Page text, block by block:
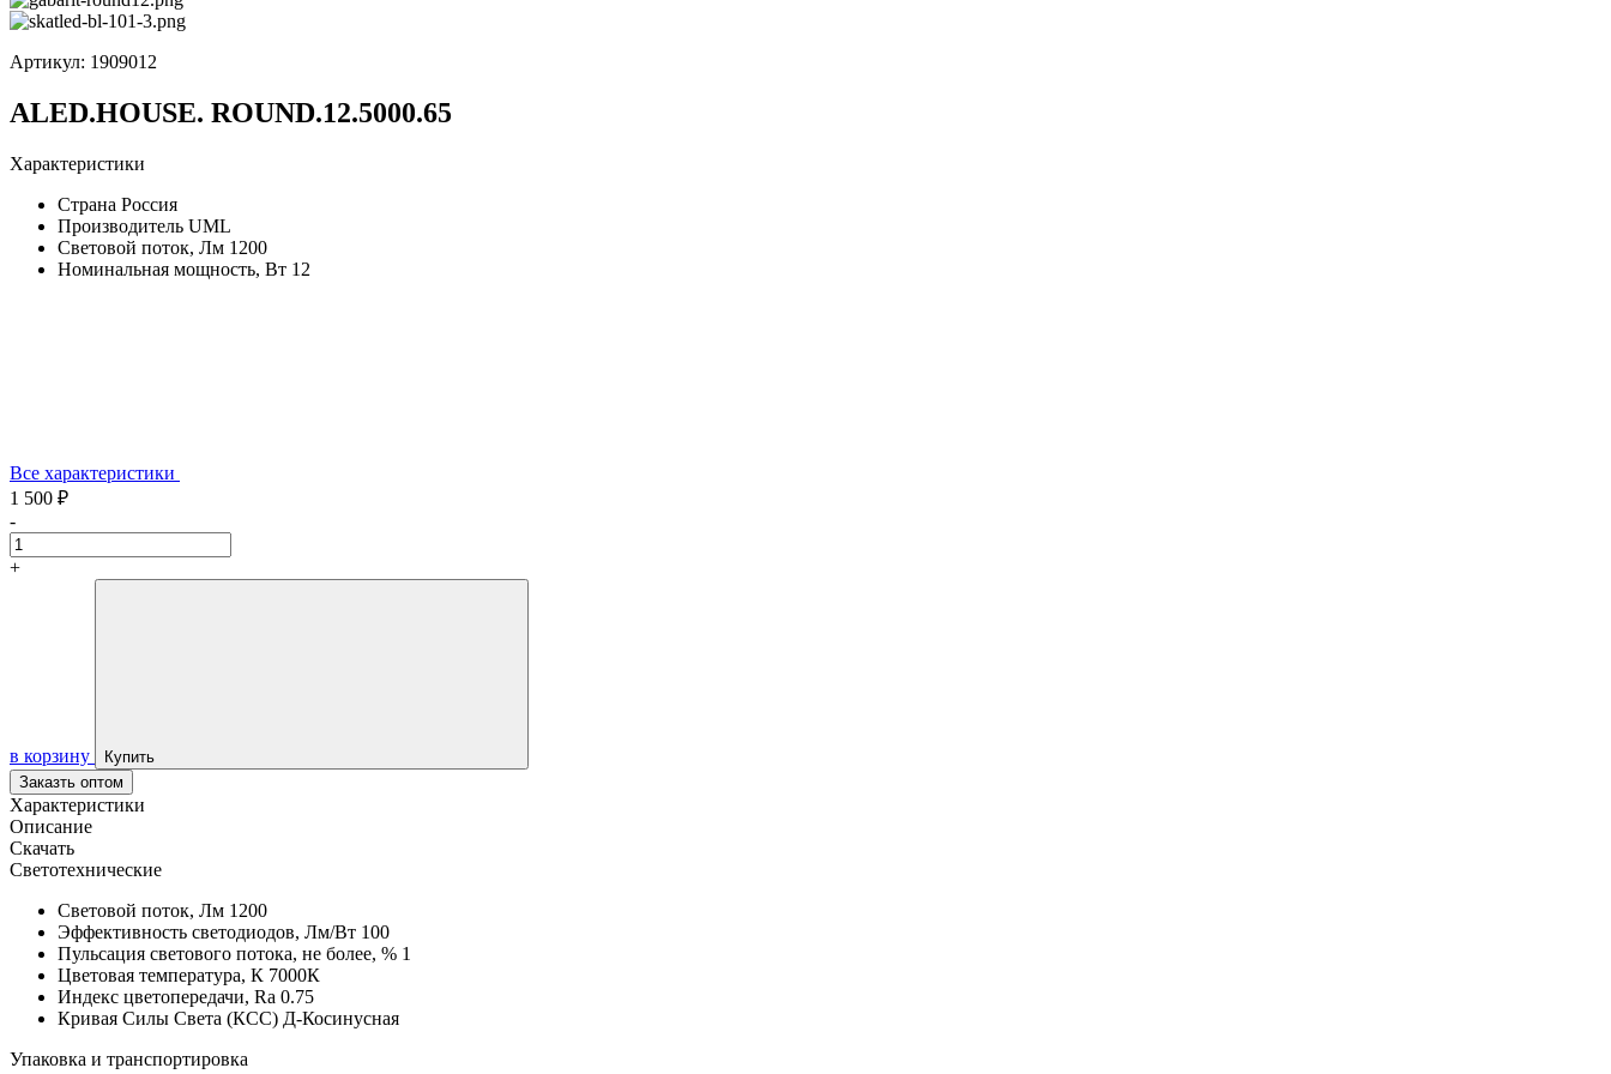
Артикул: 1909012
ALED.HOUSE. ROUND.12.5000.65
Характеристики
Страна Россия
Производитель UML
Световой поток, Лм 1200
Номинальная мощность, Вт 12
Все характеристики
1 500 ₽
-
+
в корзину
Купить
Заказть оптом
Характеристики
Описание
Скачать
Светотехнические
Световой поток, Лм 1200
Эффективность светодиодов, Лм/Вт 100
Пульсация светового потока, не более, % 1
Цветовая температура, К 7000К
Индекс цветопередачи, Ra 0.75
Кривая Силы Света (КСС) Д-Косинусная
Упаковка и транспортировка